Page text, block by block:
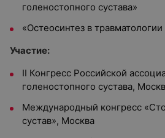
голеностопного сустава»
«Остеосинтез в
Участие:
II Конгресс Российской
голеностопного сустава,
Международный конгресс
сустав», Москва